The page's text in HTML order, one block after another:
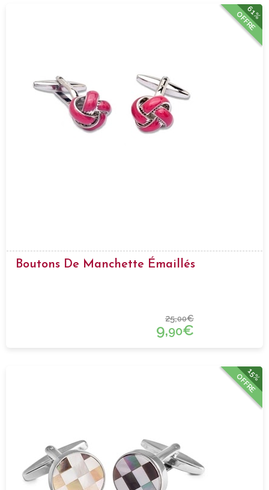
61%
OFFRE
Boutons De Manchette Émaillés
25,00€
9,90€
15%
OFFRE